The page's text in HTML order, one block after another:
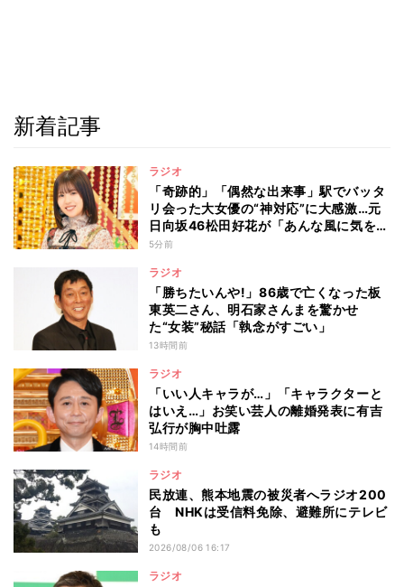
新着記事
ラジオ
「奇跡的」「偶然な出来事」駅でバッタ
リ会った大女優の“神対応”に大感激…元
日向坂46松田好花が「あんな風に気を使
える人になりたい」と感動した“振る舞
5分前
ラジオ
「勝ちたいんや!」86歳で亡くなった板
東英二さん、明石家さんまを驚かせ
た“女装”秘話「執念がすごい」
13時間前
ラジオ
「いい人キャラが…」「キャラクターと
はいえ…」お笑い芸人の離婚発表に有吉
弘行が胸中吐露
14時間前
ラジオ
民放連、熊本地震の被災者へラジオ200
台 NHKは受信料免除、避難所にテレビ
も
2026/08/06 16:17
ラジオ